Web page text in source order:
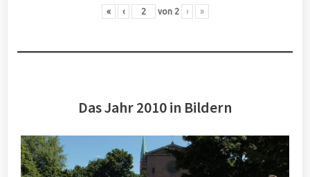
« ‹ von 2 › »
Das Jahr 2010 in Bildern